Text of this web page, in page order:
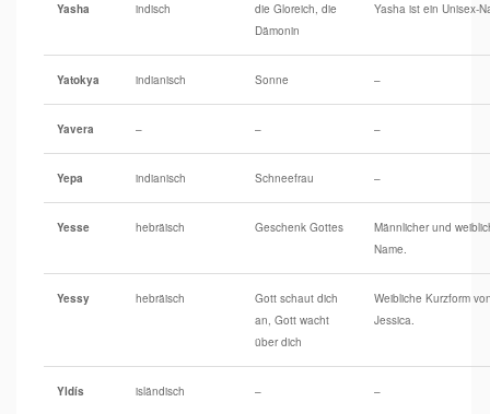
Yasha indisch
die Gloreich, die
Dämonin
Yasha ist ein Unisex-
Yatokya indianisch Sonne –
Yavera – – –
Yepa indianisch Schneefrau –
Yesse hebräisch Geschenk Gottes
Männlicher und
Name.
Yessy hebräisch
Gott schaut dich
an, Gott wacht
über dich
Weibliche Kurzform
Jessica.
Yldís isländisch – –